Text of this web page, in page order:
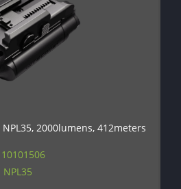
2000lumens, 412meters
NPL35